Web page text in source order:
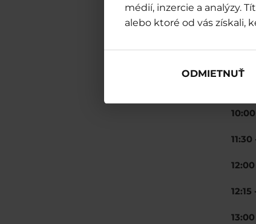
médií, inzercie a analýzy.
alebo ktoré od vás získali,
ODMIETNUŤ